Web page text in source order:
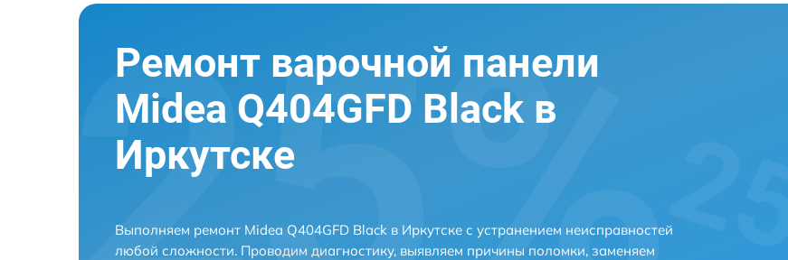
Ремонт варочной панели
Midea Q404GFD Black в
Иркутске
Выполняем ремонт Midea Q404GFD Black в Иркутске с устранением неисправностей
любой сложности. Проводим диагностику, выявляем причины поломки, заменяем